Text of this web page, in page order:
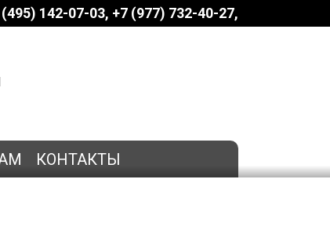
(495) 142-07-03 ‎‎+7 (977) 732-40-27
КОНТАКТЫ